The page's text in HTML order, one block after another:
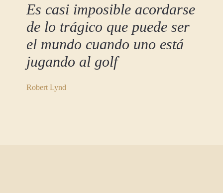
Es casi imposible acordarse
de lo trágico que puede ser
el mundo cuando uno está
jugando al golf
Robert Lynd